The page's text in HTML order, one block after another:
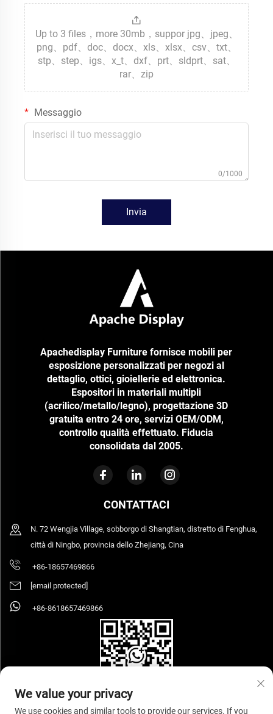
Up to 3 files，more 30mb，suppor jpg、jpeg、
png、pdf、doc、docx、xls、xlsx、csv、txt、
stp、step、igs、x_t、dxf、prt、sldprt、sat、
rar、zip
Messaggio
0/1000
Invia
Apachedisplay Furniture fornisce mobili per
esposizione personalizzati per negozi al
dettaglio, ottici, gioiellerie ed elettronica.
Espositori in materiali multipli
(acrilico/metallo/legno), progettazione 3D
gratuita entro 24 ore, servizi OEM/ODM,
controllo qualità effettuato. Fiducia
consolidata dal 2005.
CONTATTACI
N. 72 Wengjia Village, sobborgo di Shangtian, distretto di Fenghua,
città di Ningbo, provincia dello Zhejiang, Cina
+86-18657469866
[email protected]
+86-8618657469866
We value your privacy
We use cookies and similar tools to provide our services. If you